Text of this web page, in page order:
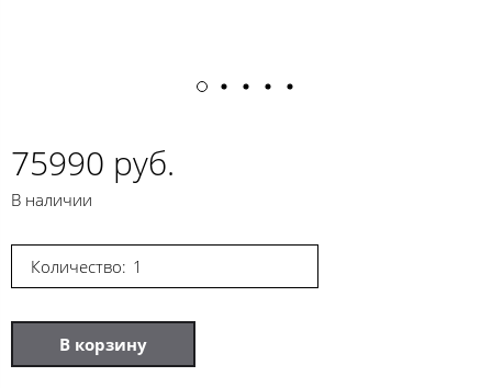
75990 руб.
В наличии
Количество:
В корзину